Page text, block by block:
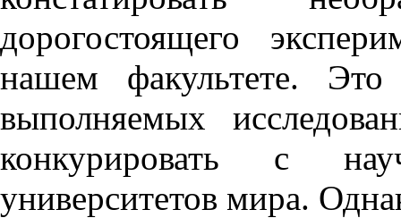
дорогостоящего
нашем факультете. Это
выполняемых
конкурировать с
университетов мира.